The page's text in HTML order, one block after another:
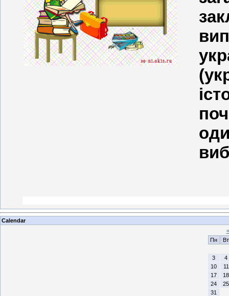
Calendar
«
Пн
Вт
3
4
10
11
17
18
24
25
31